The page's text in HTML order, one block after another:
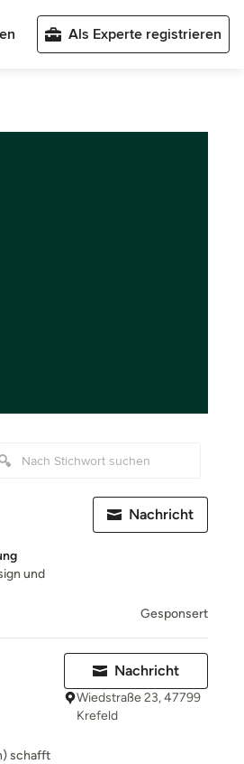
Als Experte registrieren
und
Nachricht
Gesponsert
schafft
Nachricht
Wiedstraße 23, 47799
Krefeld